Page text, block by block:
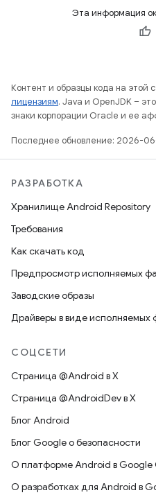
Эта информация
Контент и образцы кода на этой
лицензиям. Java и OpenJDK –
знаки корпорации Oracle и ее
Последнее обновление: 2026-
РАЗРАБОТКА
Хранилище Android Repository
Требования
Как скачать код
Предпросмотр исполняемых
Заводские образы
Драйверы в виде исполняемых
СОЦСЕТИ
Страница @Android в X
Страница @AndroidDev в X
Блог Android
Блог Google о безопасности
О платформе Android в Google
О разработках для Android в